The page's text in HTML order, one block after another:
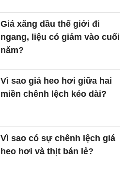
Giá xăng dầu thế giới đi
ngang, liệu có giảm vào cuối
năm?
Vì sao giá heo hơi giữa hai
miền chênh lệch kéo dài?
Vì sao có sự chênh lệch giá
heo hơi và thịt bán lẻ?